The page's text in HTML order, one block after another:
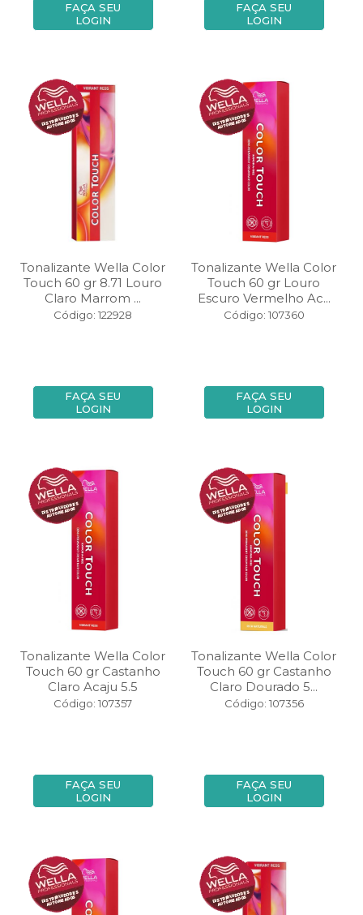
FAÇA SEU
LOGIN
FAÇA SEU
LOGIN
Tonalizante Wella Color
Touch 60 gr 8.71 Louro
Claro Marrom ...
Código: 122928
FAÇA SEU
LOGIN
Tonalizante Wella Color
Touch 60 gr Louro
Escuro Vermelho Ac...
Código: 107360
FAÇA SEU
LOGIN
Tonalizante Wella Color
Touch 60 gr Castanho
Claro Acaju 5.5
Código: 107357
FAÇA SEU
LOGIN
Tonalizante Wella Color
Touch 60 gr Castanho
Claro Dourado 5...
Código: 107356
FAÇA SEU
LOGIN